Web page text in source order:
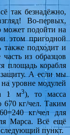
так безнадёжно,
Во-первых,
может подойти на
этом пригодной
также подходит и
из образцов
площадь корабля
защиту. А если мы
уровне модулей
1 м3), то масса
670 кг/чел. Таким
кг/чел для
Марса. Всё ещё
пункт.